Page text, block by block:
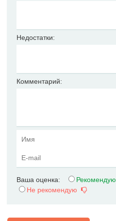
Недостатки:
Комментарий:
Ваша оценка:
Рекомендую
Не рекомендую